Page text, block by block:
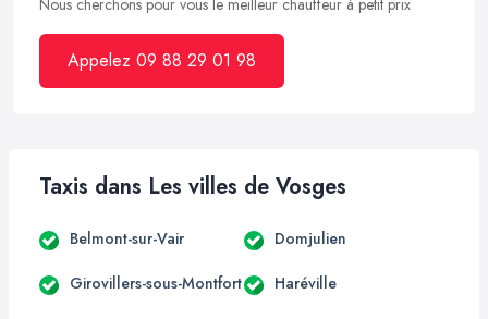
Appelez 09 88 29 01 98
Taxis dans Les villes de Vosges
Belmont-sur-Vair Domjulien
Girovillers-sous-Montfort Haréville